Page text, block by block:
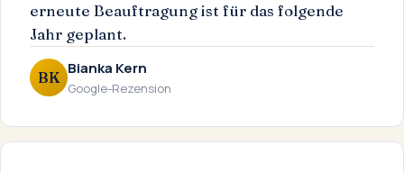
erneute Beauftragung ist für das folgende
Jahr geplant.
BK Bianka Kern
Google-Rezension